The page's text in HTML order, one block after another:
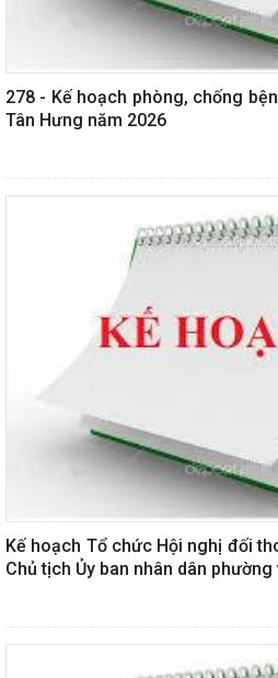
278 - Kế hoạch phòng, chống
Tân Hưng năm 2026
Kế hoạch Tổ chức Hội nghị đối
Chủ tịch Ủy ban nhân dân